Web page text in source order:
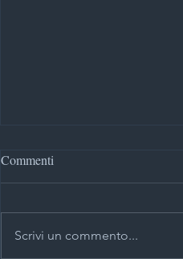
Commenti
Scrivi un commento...